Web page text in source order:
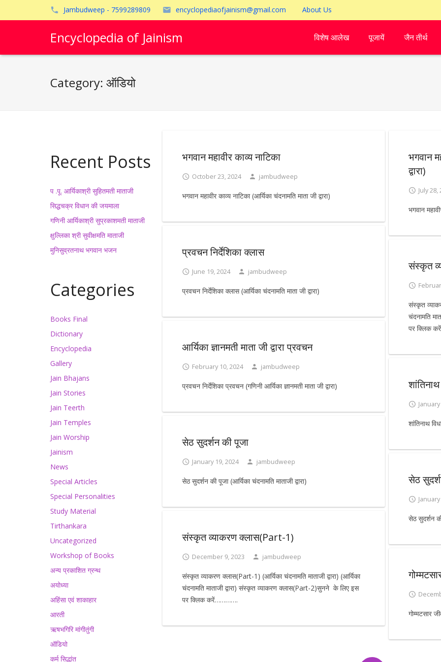
Jambudweep - 7599289809 encyclopediaofjainism@gmail.com About Us
Encyclopedia of Jainism विशेष आलेख पूजायें जैन तीर्थ
Category: ऑडियो
भगवान महावीर काव्य नाटिका
October 23, 2024 jambudweep
भगवान महावीर काव्य नाटिका (आर्यिका चंदनामति माता जी द्वारा)
भगवान
द्वारा)
July 28,
भगवान
प्रवचन निर्देशिका क्लास
June 19, 2024 jambudweep
प्रवचन निर्देशिका क्लास (आर्यिका चंदनामति माता जी द्वारा)
संस्कृत
संस्कृत
चंदनामति
पर क्लिक
आर्यिका ज्ञानमती माता जी द्वारा प्रवचन
February 10, 2024 jambudweep
प्रवचन निर्देशिका प्रवचन (गणिनी आर्यिका ज्ञानमती माता जी द्वारा)
शांतिनाथ
सेठ सुदर्शन की पूजा
January 19, 2024 jambudweep
सेठ सुदर्शन की पूजा (आर्यिका चंदनामति माताजी द्वारा) सेठ
सेठ सुदर्शन
संस्कृत व्याकरण क्लास(Part-1)
December 9, 2023 jambudweep
संस्कृत व्याकरण क्लास(Part-1) (आर्यिका चंदनामति माताजी द्वारा) (आर्यिका
चंदनामति माताजी द्वारा) संस्कृत व्याकरण क्लास(Part-2)सुनने के लिए इस
पर क्लिक करें………….
गोम्मटसार
Recent Posts
प .पू. आर्यिकाश्री सुहितमती माताजी
सिद्धचक्र विधान की जयमाला
गणिनी आर्यिकाश्री सुप्रकाशमती माताजी
क्षुल्लिका श्री सुवीक्षमति माताजी
मुनिसुव्रतनाथ भगवान भजन
Categories
Books Final
Dictionary
Encyclopedia
Gallery
Jain Bhajans
Jain Stories
Jain Teerth
Jain Temples
Jain Worship
Jainism
News
Special Articles
Special Personalities
Study Material
Tirthankara
Uncategorized
Workshop of Books
अन्य प्रकाशित ग्रन्थ
अयोध्या
अहिंसा एवं शाकाहार
आरती
ऋषभगिरि मांगीतुंगी
ऑडियो
कर्म सिद्धांत